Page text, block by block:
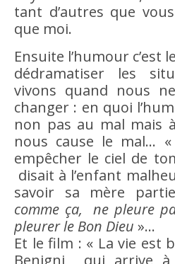
tant d’autres que
que moi.
Ensuite l’humour c’est le
dédramatiser les
vivons quand nous
changer : en quoi l’
non pas au mal mais
nous cause le mal… «
empêcher le ciel de
disait à l’enfant
savoir sa mère
comme ça, ne pleure
pleurer le Bon Dieu »…
Et le film : « La vie est
Benigni qui arrive